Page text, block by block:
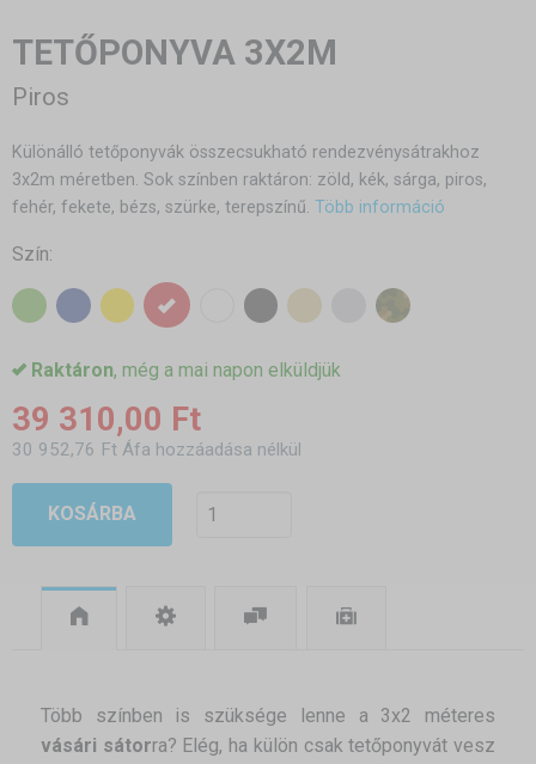
TETŐPONYVA 3X2M
Piros
Különálló tetőponyvák összecsukható rendezvénysátrakhoz
3x2m méretben. Sok színben raktáron: zöld, kék, sárga, piros,
fehér, fekete, bézs, szürke, terepszínű. Több információ
Szín:
Raktáron, még a mai napon elküldjük
39 310,00 Ft
30 952,76 Ft Áfa hozzáadása nélkül
KOSÁRBA
Több színben is szüksége lenne a 3x2 méteres
vásári sátorra? Elég, ha külön csak tetőponyvát vesz